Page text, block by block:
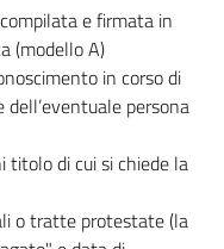
e firmata in
(modello A)
in corso di
persona
titolo di cui si chiede la
o tratte protestate (la